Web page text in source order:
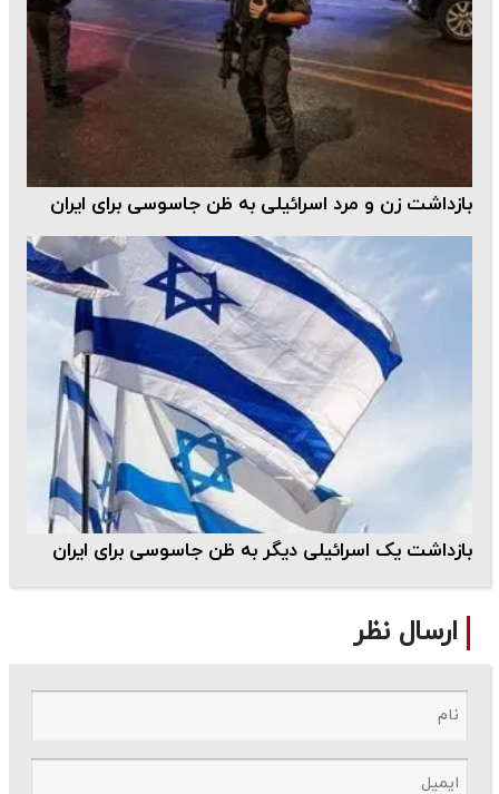
بازداشت زن و مرد اسرائیلی به ظن جاسوسی برای ایران
بازداشت یک اسرائیلی دیگر به ظن جاسوسی برای ایران
ارسال نظر